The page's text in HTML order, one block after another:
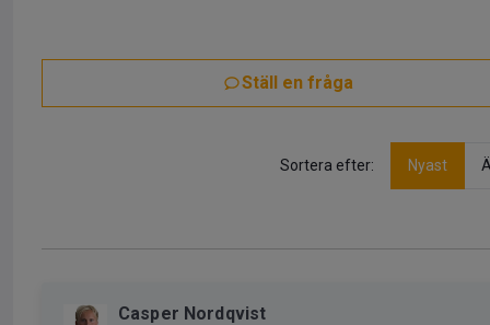
Ställ en fråga
Sortera efter: Nyast
Casper Nordqvist